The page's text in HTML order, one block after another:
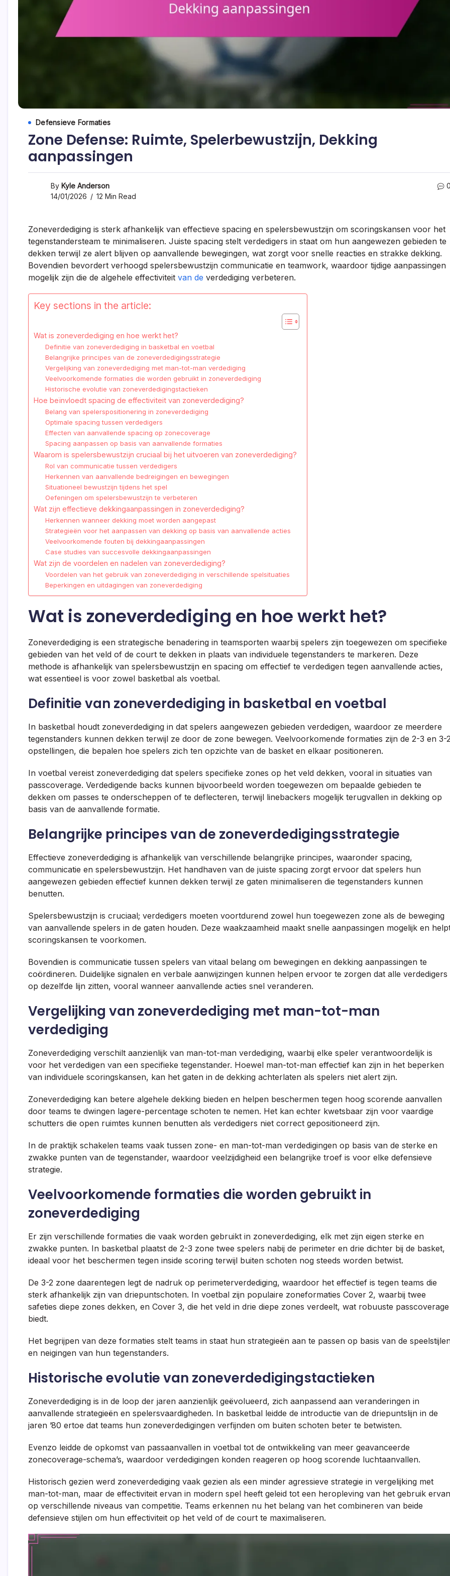
Defensieve Formaties
Zone Defense: Ruimte, Spelerbewustzijn, Dekking
aanpassingen
By Kyle Anderson
14/01/2026
12 Min Read
Zoneverdediging is sterk afhankelijk van effectieve spacing en spelersbewustzijn om scoringskansen voor het
tegenstandersteam te minimaliseren. Juiste spacing stelt verdedigers in staat om hun aangewezen gebieden te
dekken terwijl ze alert blijven op aanvallende bewegingen, wat zorgt voor snelle reacties en strakke dekking.
Bovendien bevordert verhoogd spelersbewustzijn communicatie en teamwork, waardoor tijdige aanpassingen
mogelijk zijn die de algehele effectiviteit van de verdediging verbeteren.
Key sections in the article:
Wat is zoneverdediging en hoe werkt het?
Definitie van zoneverdediging in basketbal en voetbal
Belangrijke principes van de zoneverdedigingsstrategie
Vergelijking van zoneverdediging met man-tot-man verdediging
Veelvoorkomende formaties die worden gebruikt in zoneverdediging
Historische evolutie van zoneverdedigingstactieken
Hoe beïnvloedt spacing de effectiviteit van zoneverdediging?
Belang van spelerspositionering in zoneverdediging
Optimale spacing tussen verdedigers
Effecten van aanvallende spacing op zonecoverage
Spacing aanpassen op basis van aanvallende formaties
Waarom is spelersbewustzijn cruciaal bij het uitvoeren van zoneverdediging?
Rol van communicatie tussen verdedigers
Herkennen van aanvallende bedreigingen en bewegingen
Situationeel bewustzijn tijdens het spel
Oefeningen om spelersbewustzijn te verbeteren
Wat zijn effectieve dekkingaanpassingen in zoneverdediging?
Herkennen wanneer dekking moet worden aangepast
Strategieën voor het aanpassen van dekking op basis van aanvallende acties
Veelvoorkomende fouten bij dekkingaanpassingen
Case studies van succesvolle dekkingaanpassingen
Wat zijn de voordelen en nadelen van zoneverdediging?
Voordelen van het gebruik van zoneverdediging in verschillende spelsituaties
Beperkingen en uitdagingen van zoneverdediging
Wat is zoneverdediging en hoe werkt het?
Zoneverdediging is een strategische benadering in teamsporten waarbij spelers zijn toegewezen om specifieke
gebieden van het veld of de court te dekken in plaats van individuele tegenstanders te markeren. Deze
methode is afhankelijk van spelersbewustzijn en spacing om effectief te verdedigen tegen aanvallende acties,
wat essentieel is voor zowel basketbal als voetbal.
Definitie van zoneverdediging in basketbal en voetbal
In basketbal houdt zoneverdediging in dat spelers aangewezen gebieden verdedigen, waardoor ze meerdere
tegenstanders kunnen dekken terwijl ze door de zone bewegen. Veelvoorkomende formaties zijn de 2-3 en 3-
opstellingen, die bepalen hoe spelers zich ten opzichte van de basket en elkaar positioneren.
In voetbal vereist zoneverdediging dat spelers specifieke zones op het veld dekken, vooral in situaties van
passcoverage. Verdedigende backs kunnen bijvoorbeeld worden toegewezen om bepaalde gebieden te
dekken om passes te onderscheppen of te deflecteren, terwijl linebackers mogelijk terugvallen in dekking op
basis van de aanvallende formatie.
Belangrijke principes van de zoneverdedigingsstrategie
Effectieve zoneverdediging is afhankelijk van verschillende belangrijke principes, waaronder spacing,
communicatie en spelersbewustzijn. Het handhaven van de juiste spacing zorgt ervoor dat spelers hun
aangewezen gebieden effectief kunnen dekken terwijl ze gaten minimaliseren die tegenstanders kunnen
benutten.
Spelersbewustzijn is cruciaal; verdedigers moeten voortdurend zowel hun toegewezen zone als de beweging
van aanvallende spelers in de gaten houden. Deze waakzaamheid maakt snelle aanpassingen mogelijk en
scoringskansen te voorkomen.
Bovendien is communicatie tussen spelers van vitaal belang om bewegingen en dekking aanpassingen te
coördineren. Duidelijke signalen en verbale aanwijzingen kunnen helpen ervoor te zorgen dat alle verdedigers
op dezelfde lijn zitten, vooral wanneer aanvallende acties snel veranderen.
Vergelijking van zoneverdediging met man-tot-man
verdediging
Zoneverdediging verschilt aanzienlijk van man-tot-man verdediging, waarbij elke speler verantwoordelijk is
voor het verdedigen van een specifieke tegenstander. Hoewel man-tot-man effectief kan zijn in het beperken
van individuele scoringskansen, kan het gaten in de dekking achterlaten als spelers niet alert zijn.
Zoneverdediging kan betere algehele dekking bieden en helpen beschermen tegen hoog scorende aanvallen
door teams te dwingen lagere-percentage schoten te nemen. Het kan echter kwetsbaar zijn voor vaardige
schutters die open ruimtes kunnen benutten als verdedigers niet correct gepositioneerd zijn.
In de praktijk schakelen teams vaak tussen zone- en man-tot-man verdedigingen op basis van de sterke en
zwakke punten van de tegenstander, waardoor veelzijdigheid een belangrijke troef is voor elke defensieve
strategie.
Veelvoorkomende formaties die worden gebruikt in
zoneverdediging
Er zijn verschillende formaties die vaak worden gebruikt in zoneverdediging, elk met zijn eigen sterke en
zwakke punten. In basketbal plaatst de 2-3 zone twee spelers nabij de perimeter en drie dichter bij de basket,
ideaal voor het beschermen tegen inside scoring terwijl buiten schoten nog steeds worden betwist.
De 3-2 zone daarentegen legt de nadruk op perimeterverdediging, waardoor het effectief is tegen teams die
sterk afhankelijk zijn van driepuntschoten. In voetbal zijn populaire zoneformaties Cover 2, waarbij twee
safeties diepe zones dekken, en Cover 3, die het veld in drie diepe zones verdeelt, wat robuuste passcoverage
biedt.
Het begrijpen van deze formaties stelt teams in staat hun strategieën aan te passen op basis van de
en neigingen van hun tegenstanders.
Historische evolutie van zoneverdedigingstactieken
Zoneverdediging is in de loop der jaren aanzienlijk geëvolueerd, zich aanpassend aan veranderingen in
aanvallende strategieën en spelersvaardigheden. In basketbal leidde de introductie van de driepuntslijn in de
jaren ’80 ertoe dat teams hun zoneverdedigingen verfijnden om buiten schoten beter te betwisten.
Evenzo leidde de opkomst van passaanvallen in voetbal tot de ontwikkeling van meer geavanceerde
zonecoverage-schema’s, waardoor verdedigingen konden reageren op hoog scorende luchtaanvallen.
Historisch gezien werd zoneverdediging vaak gezien als een minder agressieve strategie in vergelijking met
man-tot-man, maar de effectiviteit ervan in modern spel heeft geleid tot een heropleving van het gebruik ervan
op verschillende niveaus van competitie. Teams erkennen nu het belang van het combineren van beide
defensieve stijlen om hun effectiviteit op het veld of de court te maximaliseren.